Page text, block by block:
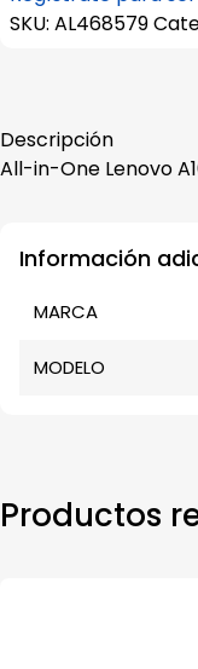
S/
SKU: AL468579
Descripción
All-in-One Lenovo
Información
MARCA
MODELO
Productos